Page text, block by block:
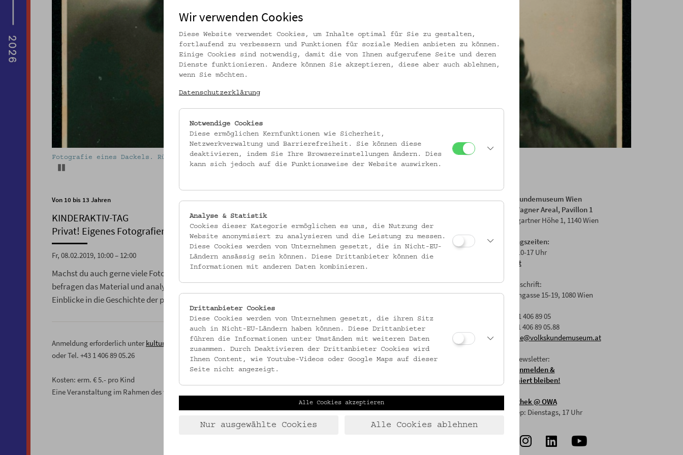
kollektiv fischka/kramar © Volkskundemuseum Wien
Von 10 bis 13 Jahren
KINDERAKTIV-TAG
Privat! Eigenes Fotografieren produziert Geschichte
Fr, 08.02.2019, 10:00 – 12:00
Machst du auch gerne viele Fotos? Ist dein Handy voll mit Bildern? Wir schauen uns private Fotos und Alben von früher an,
befragen das Material und analysieren historische und gegenwärtige Zusammenhänge. Ziel des Workshops ist spannende
Einblicke in die Geschichte der privaten Fotografie zu erhalten. Nimm dir ein selbst gestaltetes Album mit nach Hause.
Anmeldung erforderlich unter kulturvermittlung@volkskundemuseum.at
oder Tel. +43 1 406 89 05.26
Kosten: erm. € 5.- pro Kind
Eine Veranstaltung im Rahmen des wienXtra-kinderaktiv-Programms.
Volkskundemuseum Wien
Otto Wagner Areal, Pavillon 1
Baumgartner Höhe 1, 1140 Wien
Öffnungszeiten:
Di-Fr: 10-17 Uhr
Anfahrt
Postanschrift:
Laudongasse 15-19, 1080 Wien
T: +43 1 406 89 05
F: +43 1 406 89 05.88
office@volkskundemuseum.at
Zum Newsletter:
HIER anmelden &
informiert bleiben!
Mostothek@ OWA
Mai-Sep: Dienstags, 17 Uhr
Wir verwenden Cookies
Diese Website verwendet Cookies, um Inhalte optimal für Sie zu gestalten,
fortlaufend zu verbessern und Funktionen für soziale Medien anbieten zu können.
Einige Cookies sind notwendig, damit die von Ihnen aufgerufene Seite und deren
Dienste funktionieren. Andere können Sie akzeptieren, diese aber auch ablehnen,
wenn Sie möchten.
Datenschutzerklärung
Notwendige Cookies
Diese ermöglichen Kernfunktionen wie Sicherheit,
Netzwerkverwaltung und Barrierefreiheit. Sie können diese
deaktivieren, indem Sie Ihre Browsereinstellungen ändern. Dies
kann sich jedoch auf die Funktionsweise der Website auswirken.
Analyse & Statistik
Cookies dieser Kategorie ermöglichen es uns, die Nutzung der
Website anonymisiert zu analysieren und die Leistung zu messen.
Diese Cookies werden von Unternehmen gesetzt, die in Nicht-EU-
Ländern ansässig sein können. Diese Drittanbieter können die
Informationen mit anderen Daten kombinieren.
Drittanbieter Cookies
Diese Cookies werden von Unternehmen gesetzt, die ihren Sitz
auch in Nicht-EU-Ländern haben können. Diese Drittanbieter
führen die Informationen unter Umständen mit weiteren Daten
zusammen. Durch Deaktivieren der Drittanbieter Cookies wird
Ihnen Content, wie Youtube-Videos oder Google Maps auf dieser
Seite nicht angezeigt.
Alle Cookies akzeptieren
Nur ausgewählte Cookies Alle Cookies ablehnen